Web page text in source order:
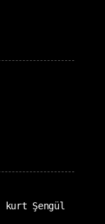
kurt Şengül